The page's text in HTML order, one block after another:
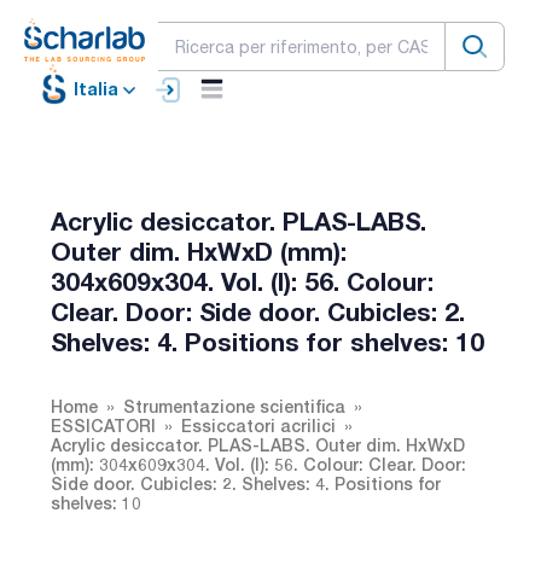
Italia
Acrylic desiccator. PLAS-LABS.
Outer dim. HxWxD (mm):
304x609x304. Vol. (l): 56. Colour:
Clear. Door: Side door. Cubicles: 2.
Shelves: 4. Positions for shelves: 10
Home
Strumentazione scientifica
ESSICATORI
Essiccatori acrilici
Acrylic desiccator. PLAS-LABS. Outer dim. HxWxD
(mm): 304x609x304. Vol. (l): 56. Colour: Clear. Door:
Side door. Cubicles: 2. Shelves: 4. Positions for
shelves: 10